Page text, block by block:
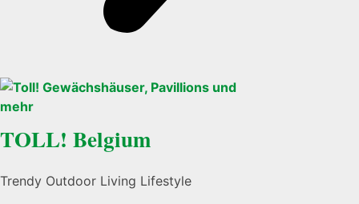
TOLL! Belgium
Trendy Outdoor Living Lifestyle